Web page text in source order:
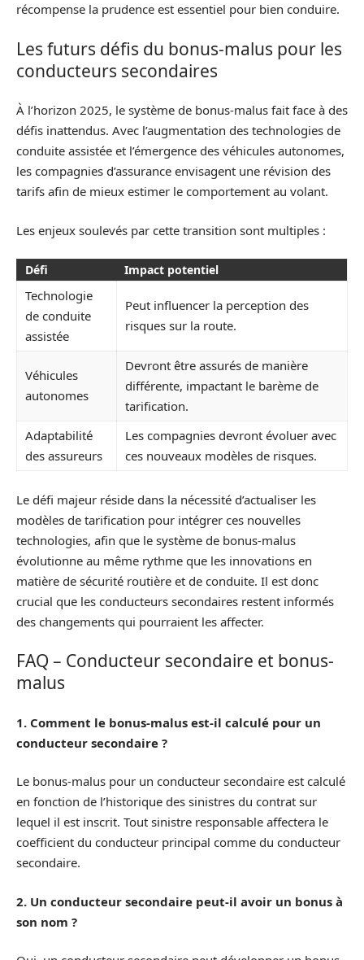
récompense la prudence est essentiel pour bien conduire.
Les futurs défis du bonus-malus pour les
conducteurs secondaires
À l’horizon 2025, le système de bonus-malus fait face à des
défis inattendus. Avec l’augmentation des technologies de
conduite assistée et l’émergence des véhicules autonomes,
les compagnies d’assurance envisagent une révision des
tarifs afin de mieux estimer le comportement au volant.
Les enjeux soulevés par cette transition sont multiples :
Défi Impact potentiel
Technologie
de conduite
assistée
Peut influencer la perception des
risques sur la route.
Véhicules
autonomes
Devront être assurés de manière
différente, impactant le barème de
tarification.
Adaptabilité
des assureurs
Les compagnies devront évoluer avec
ces nouveaux modèles de risques.
Le défi majeur réside dans la nécessité d’actualiser les
modèles de tarification pour intégrer ces nouvelles
technologies, afin que le système de bonus-malus
évolutionne au même rythme que les innovations en
matière de sécurité routière et de conduite. Il est donc
crucial que les conducteurs secondaires restent informés
des changements qui pourraient les affecter.
FAQ – Conducteur secondaire et bonus-
malus
1. Comment le bonus-malus est-il calculé pour un
conducteur secondaire ?
Le bonus-malus pour un conducteur secondaire est calculé
en fonction de l’historique des sinistres du contrat sur
lequel il est inscrit. Tout sinistre responsable affectera le
coefficient du conducteur principal comme du conducteur
secondaire.
2. Un conducteur secondaire peut-il avoir un bonus à
son nom ?